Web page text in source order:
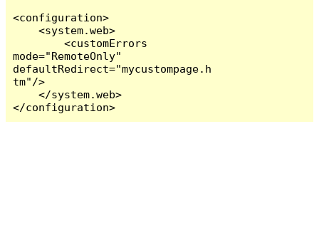
<configuration>
    <system.web>
        <customErrors
mode="RemoteOnly"
defaultRedirect="mycustompage.h
tm"/>
    </system.web>
</configuration>